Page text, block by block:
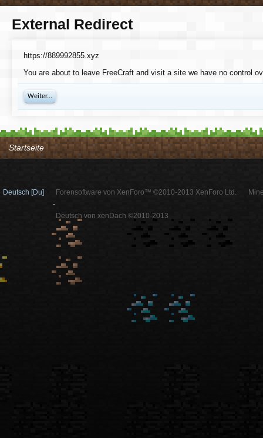
External Redirect
https://889992855.xyz
You are about to leave FreeCraft and visit a site we have no control
Weiter...
Startseite
Deutsch [Du]
Forensoftware von XenForo™ ©2010-2013 XenForo Ltd.
-
Deutsch von xenDach ©2010-2013